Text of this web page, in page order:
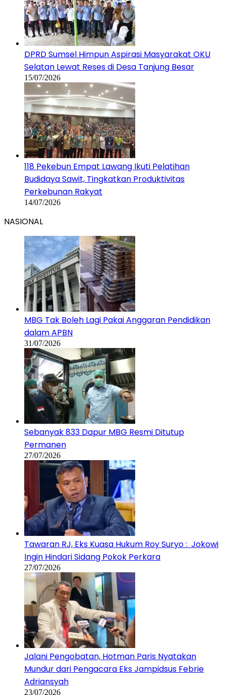
DPRD Sumsel Himpun Aspirasi Masyarakat OKU
Selatan Lewat Reses di Desa Tanjung Besar
15/07/2026
118 Pekebun Empat Lawang Ikuti Pelatihan
Budidaya Sawit, Tingkatkan Produktivitas
Perkebunan Rakyat
14/07/2026
NASIONAL
MBG Tak Boleh Lagi Pakai Anggaran Pendidikan
dalam APBN
31/07/2026
Sebanyak 833 Dapur MBG Resmi Ditutup
Permanen
27/07/2026
Tawaran RJ, Eks Kuasa Hukum Roy Suryo : Jokowi
Ingin Hindari Sidang Pokok Perkara
27/07/2026
Jalani Pengobatan, Hotman Paris Nyatakan
Mundur dari Pengacara Eks Jampidsus Febrie
Adriansyah
23/07/2026